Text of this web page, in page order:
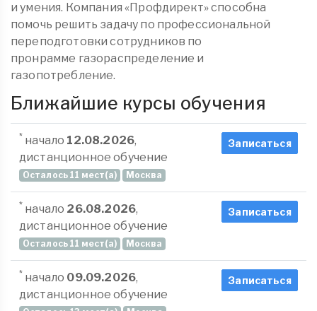
и умения. Компания «Профдирект» способна
помочь решить задачу по профессиональной
переподготовки сотрудников по
пронрамме газораспределение и
газопотребление.
Ближайшие курсы обучения
* начало 12.08.2026,
дистанционное обучение
Осталось 11 мест(а) Москва
Записаться
* начало 26.08.2026,
дистанционное обучение
Осталось 11 мест(а) Москва
Записаться
* начало 09.09.2026,
дистанционное обучение
Записаться